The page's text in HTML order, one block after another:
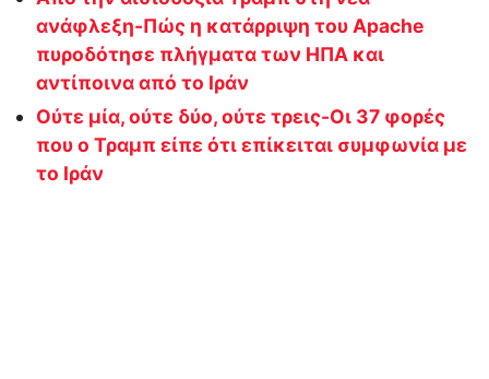
ανάφλεξη-Πώς η κατάρριψη του Apache
πυροδότησε πλήγματα των ΗΠΑ και
αντίποινα από το Ιράν
Ούτε μία, ούτε δύο, ούτε τρεις-Οι 37 φορές
που ο Τραμπ είπε ότι επίκειται συμφωνία με
το Ιράν